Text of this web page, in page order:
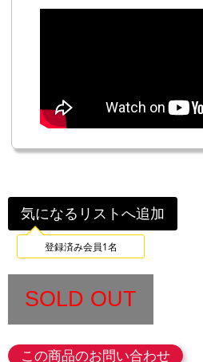
気になるリストへ追加
登録済み会員1名
SOLD OUT
この商品のお問い合わせ